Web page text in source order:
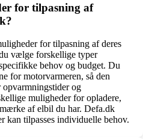
for tilpasning af
for tilpasning af deres
vælge forskellige typer
behov og budget. Du
for motorvarmeren, så den
og
muligheder for opladere,
af elbil du har. Defa.dk
kan tilpasses individuelle behov.